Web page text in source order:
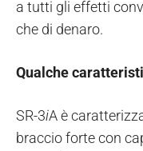
a tutti gli effetti
che di denaro.
Qualche
SR-3iA è
braccio forte con